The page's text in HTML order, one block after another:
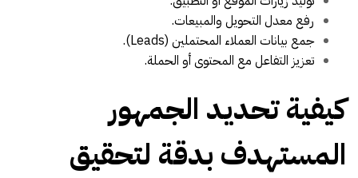
رفع معدل التحويل والمبيعات.
جمع بيانات العملاء المحتملين (Leads).
تعزيز التفاعل مع المحتوى أو الحملة.
كيفية تحديد الجمهور
المستهدف بدقة لتحقيق